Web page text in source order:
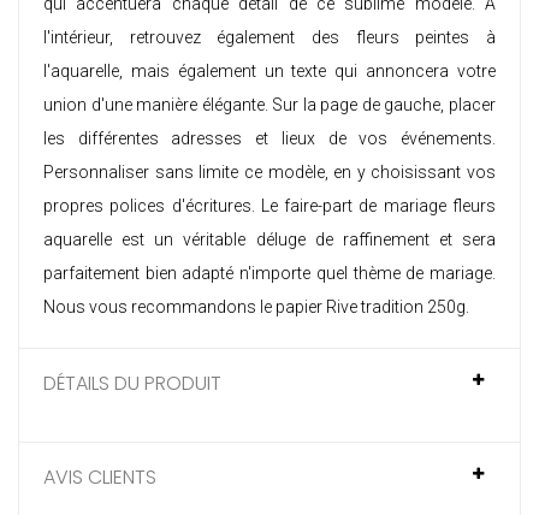
l'intérieur, retrouvez également des fleurs peintes à
l'aquarelle, mais également un texte qui annoncera votre
union d'une manière élégante. Sur la page de gauche, placer
les différentes adresses et lieux de vos événements.
Personnaliser sans limite ce modèle, en y choisissant vos
propres polices d'écritures. Le faire-part de mariage fleurs
aquarelle est un véritable déluge de raffinement et sera
parfaitement bien adapté n'importe quel thème de mariage.
Nous vous recommandons le papier Rive tradition 250g.
DÉTAILS DU PRODUIT
AVIS CLIENTS